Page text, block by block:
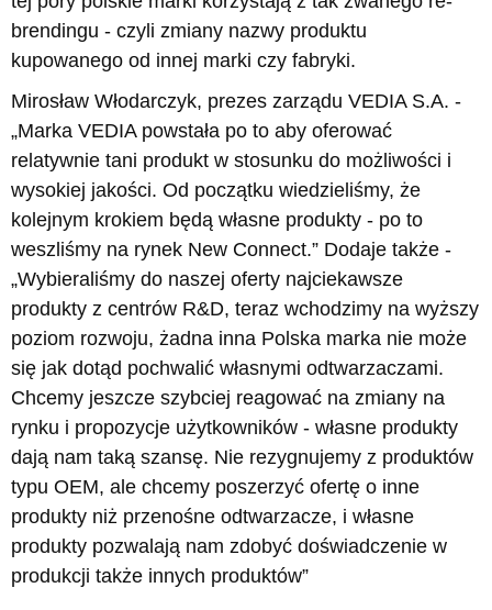
brendingu - czyli zmiany nazwy produktu
kupowanego od innej marki czy fabryki.
Mirosław Włodarczyk, prezes zarządu VEDIA S.A. -
„Marka VEDIA powstała po to aby oferować
relatywnie tani produkt w stosunku do możliwości i
wysokiej jakości. Od początku wiedzieliśmy, że
kolejnym krokiem będą własne produkty - po to
weszliśmy na rynek New Connect.” Dodaje także -
„Wybieraliśmy do naszej oferty najciekawsze
produkty z centrów R&D, teraz wchodzimy na wyższy
poziom rozwoju, żadna inna Polska marka nie może
się jak dotąd pochwalić własnymi odtwarzaczami.
Chcemy jeszcze szybciej reagować na zmiany na
rynku i propozycje użytkowników - własne produkty
dają nam taką szansę. Nie rezygnujemy z produktów
typu OEM, ale chcemy poszerzyć ofertę o inne
produkty niż przenośne odtwarzacze, i własne
produkty pozwalają nam zdobyć doświadczenie w
produkcji także innych produktów”